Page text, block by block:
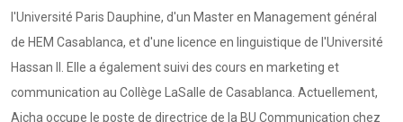
l'Université Paris Dauphine, d'un Master en Management général
de HEM Casablanca, et d'une licence en linguistique de l'Université
Hassan II. Elle a également suivi des cours en marketing et
communication au Collège LaSalle de Casablanca. Actuellement,
Aicha occupe le poste de directrice de la BU Communication chez